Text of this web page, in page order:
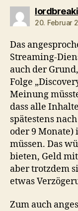
20. Februar
Das
Streaming-
auch der
Folge
Meinung
dass alle
spätestens
oder 9 Monate)
müssen. Das
bieten, Geld
aber trotzdem
etwas
Zum auch